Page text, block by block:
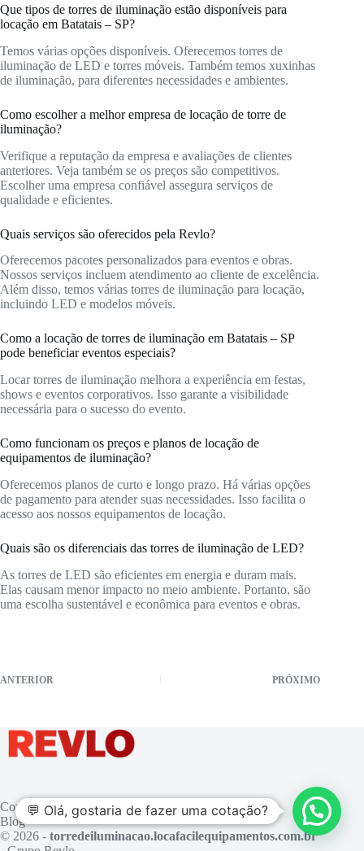
Que tipos de torres de iluminação estão disponíveis para
locação em Batatais – SP?
Temos várias opções disponíveis. Oferecemos torres de
iluminação de LED e torres móveis. Também temos xuxinhas
de iluminação, para diferentes necessidades e ambientes.
Como escolher a melhor empresa de locação de torre de
iluminação?
Verifique a reputação da empresa e avaliações de clientes
anteriores. Veja também se os preços são competitivos.
Escolher uma empresa confiável assegura serviços de
qualidade e eficientes.
Quais serviços são oferecidos pela Revlo?
Oferecemos pacotes personalizados para eventos e obras.
Nossos serviços incluem atendimento ao cliente de excelência.
Além disso, temos várias torres de iluminação para locação,
incluindo LED e modelos móveis.
Como a locação de torres de iluminação em Batatais – SP
pode beneficiar eventos especiais?
Locar torres de iluminação melhora a experiência em festas,
shows e eventos corporativos. Isso garante a visibilidade
necessária para o sucesso do evento.
Como funcionam os preços e planos de locação de
equipamentos de iluminação?
Oferecemos planos de curto e longo prazo. Há várias opções
de pagamento para atender suas necessidades. Isso facilita o
acesso aos nossos equipamentos de locação.
Quais são os diferenciais das torres de iluminação de LED?
As torres de LED são eficientes em energia e duram mais.
Elas causam menor impacto no meio ambiente. Portanto, são
uma escolha sustentável e econômica para eventos e obras.
ANTERIOR PRÓXIMO
Contato
Blog
© 2026 - torredeiluminacao.locafacilequipamentos.com.br
💬 Olá, gostaria de fazer uma cotação?